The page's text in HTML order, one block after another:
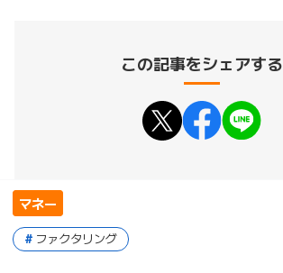
この記事をシェアする
マネー
ファクタリング